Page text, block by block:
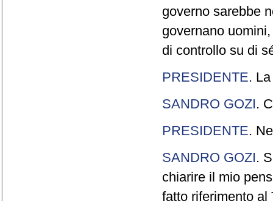
governo sarebbe
governano
di controllo su di
PRESIDENTE.
SANDRO GOZI.
PRESIDENTE.
SANDRO GOZI.
chiarire il mio
fatto riferimento al